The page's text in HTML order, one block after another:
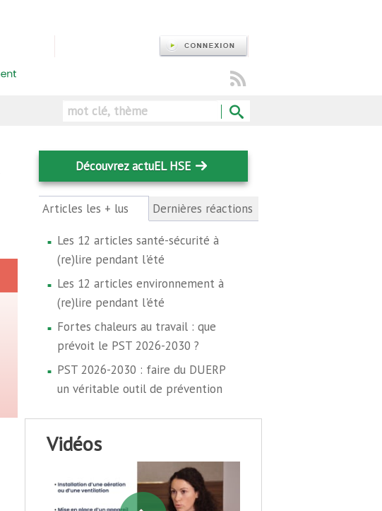
Rechercher
Découvrez actuEL HSE
Articles les + lus (onglet
actif)
Dernières réactions
Les 12 articles santé-sécurité à
(re)lire pendant l'été
Les 12 articles environnement à
(re)lire pendant l'été
Fortes chaleurs au travail : que
prévoit le PST 2026-2030 ?
PST 2026-2030 : faire du DUERP
un véritable outil de prévention
vidéos